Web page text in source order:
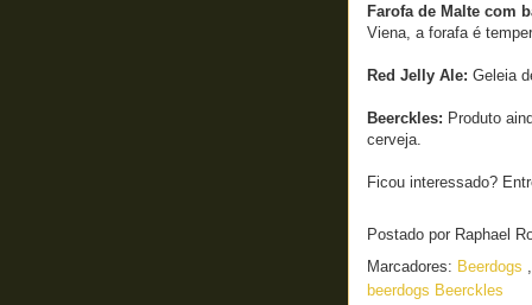
Farofa de Malte com
Viena, a forafa é
Red Jelly Ale: Geleia
Beerckles: Produto
cerveja.
Ficou interessado?
Postado por Raphael
Marcadores: Beerdogs
beerdogs Beerckles